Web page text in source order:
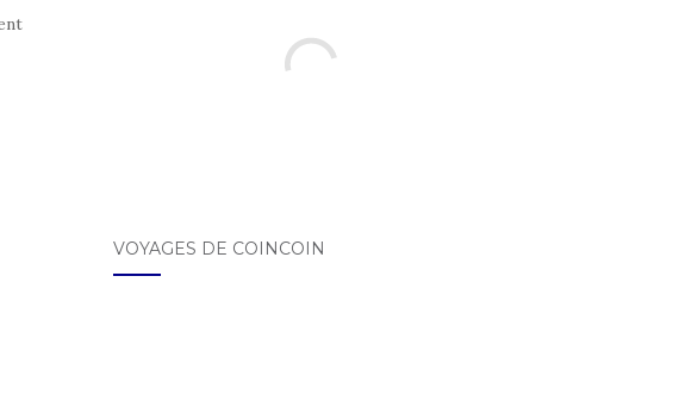
VOYAGES DE COINCOIN